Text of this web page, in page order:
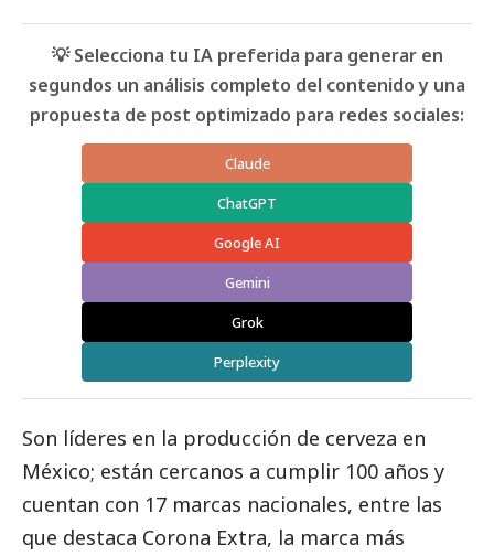
💡 Selecciona tu IA preferida para generar en
segundos un análisis completo del contenido y una
propuesta de post optimizado para redes sociales:
Claude
ChatGPT
Google AI
Gemini
Grok
Perplexity
Son líderes en la producción de cerveza en
México; están cercanos a cumplir 100 años y
cuentan con 17 marcas nacionales, entre las
que destaca Corona Extra, la marca más